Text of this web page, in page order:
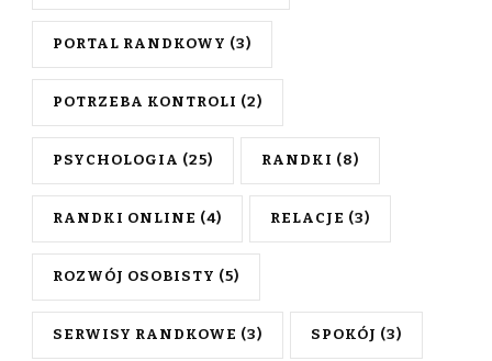
PORTAL RANDKOWY (3)
POTRZEBA KONTROLI (2)
PSYCHOLOGIA (25) RANDKI (8)
RANDKI ONLINE (4) RELACJE (3)
ROZWÓJ OSOBISTY (5)
SERWISY RANDKOWE (3) SPOKÓJ (3)